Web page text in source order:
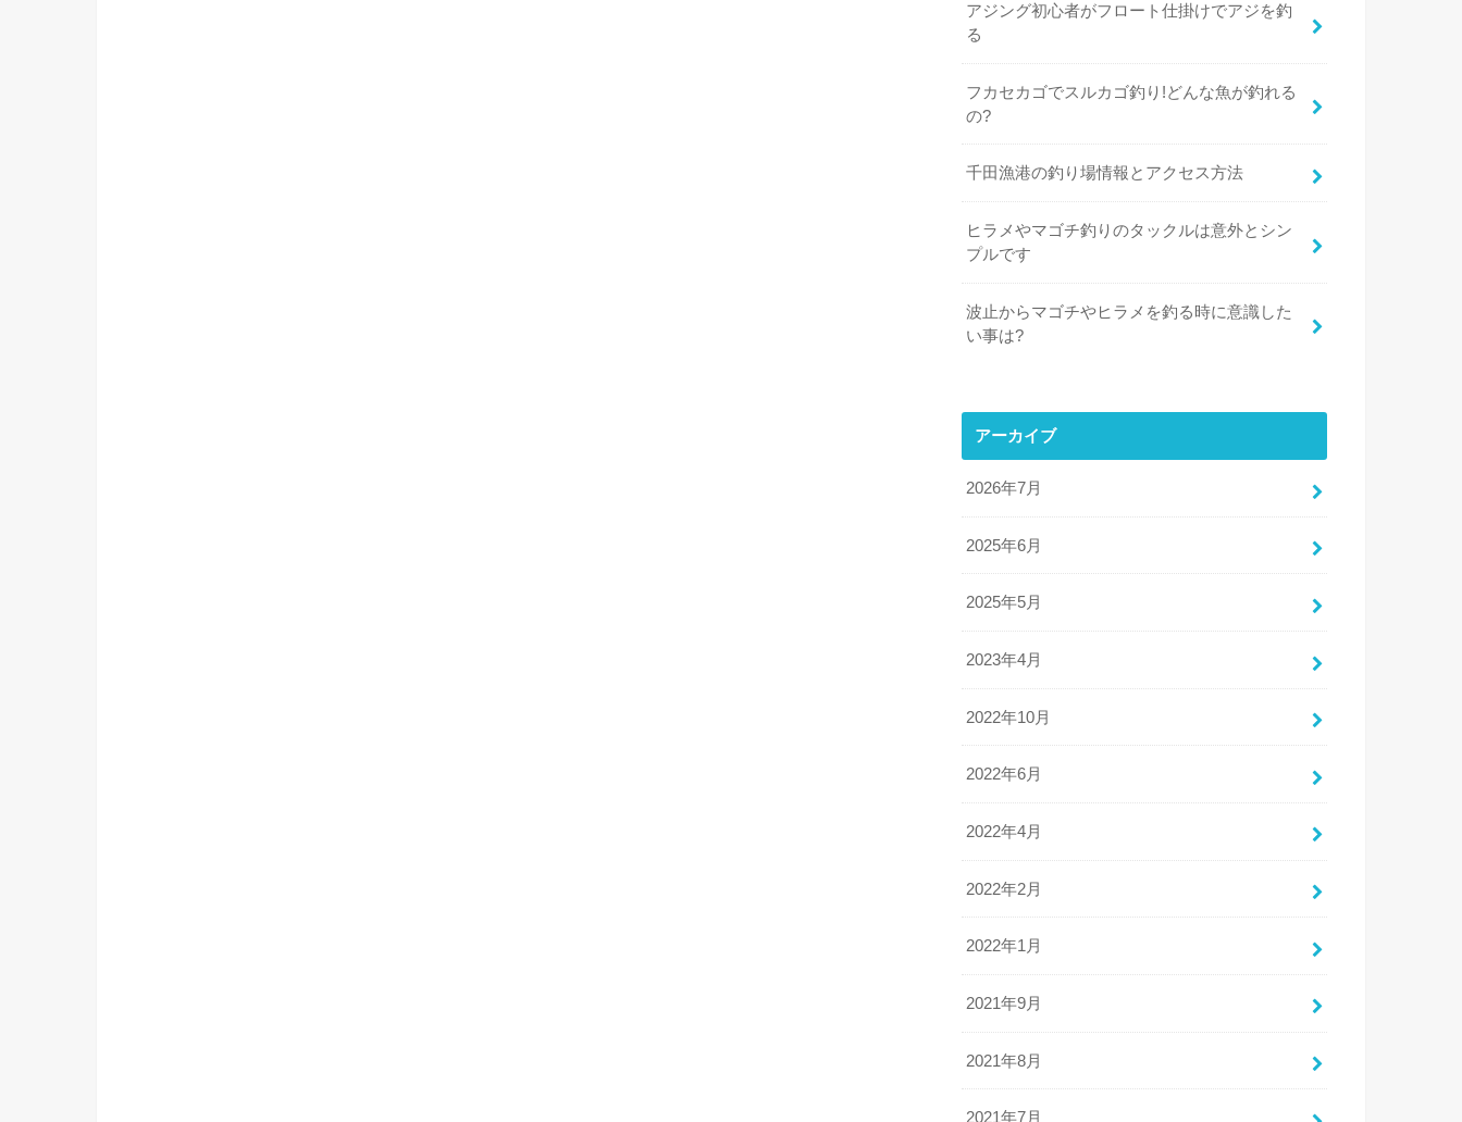
アジング初心者がフロート仕掛けでアジを釣
る
フカセカゴでスルカゴ釣り!どんな魚が釣れる
の?
千田漁港の釣り場情報とアクセス方法
ヒラメやマゴチ釣りのタックルは意外とシン
プルです
波止からマゴチやヒラメを釣る時に意識した
い事は?
アーカイブ
2026年7月
2025年6月
2025年5月
2023年4月
2022年10月
2022年6月
2022年4月
2022年2月
2022年1月
2021年9月
2021年8月
2021年7月